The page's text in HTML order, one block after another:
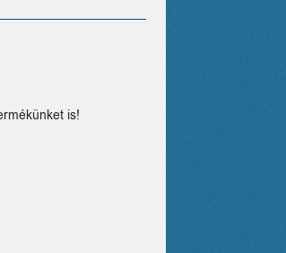
is!